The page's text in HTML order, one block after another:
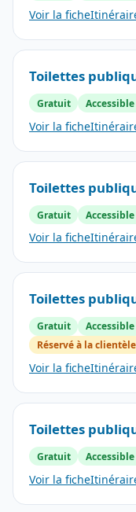
Voir la fiche
Toilettes
Gratuit Accessible
Voir la fiche
Toilettes
Gratuit Accessible
Voir la fiche
Toilettes
Gratuit Accessible
Réservé à la clientèle
Voir la fiche
Toilettes
Gratuit Accessible
Voir la fiche